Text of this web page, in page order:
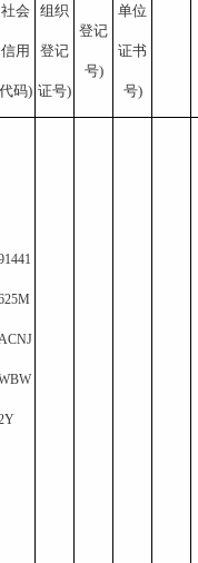
社会
信用
代码)
组织
登记
证号)
登记
号)
单位
证书
号)